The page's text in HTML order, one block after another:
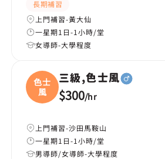
長期補習
上門補習-黃大仙
一星期1日-1小時/堂
女導師-大學程度
色士
風
三級,色士風
$300/hr
上門補習-沙田馬鞍山
一星期1日-1小時/堂
男導師/女導師-大學程度